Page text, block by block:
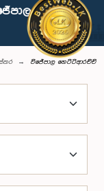
විජේපාල හෙට්ටිආරච්චි